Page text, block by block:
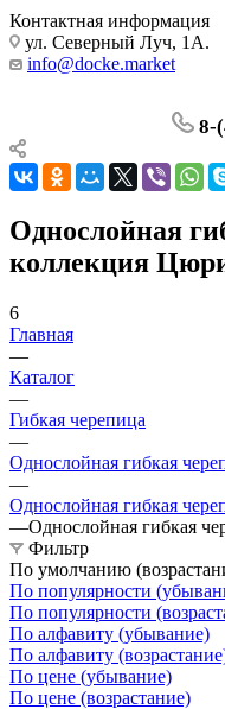
Контактная информация
ул. Северный Луч, 1А.
info@docke.market
8-
Однослойная
коллекция
6
Главная
—
Каталог
—
Гибкая черепица
—
Однослойная гибкая
—
Однослойная гибкая
—Однослойная гибкая
Фильтр
По умолчанию
По популярности
По популярности
По алфавиту (убывание)
По алфавиту
По цене (убывание)
По цене (возрастание)